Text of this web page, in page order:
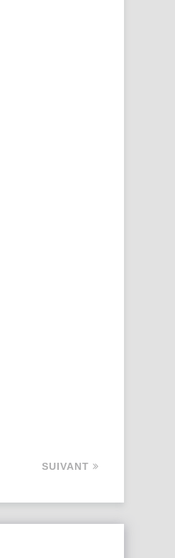
SUIVANT